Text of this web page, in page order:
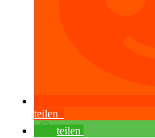
teilen
teilen